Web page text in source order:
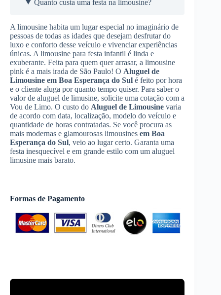
Quanto custa uma festa na limousine?
A limousine habita um lugar especial no imaginário de
pessoas de todas as idades que desejam desfrutar do
luxo e conforto desse veículo e vivenciar experiências
únicas. A limousine para festa infantil é linda e
exuberante. Feita para quem quer arrasar, a limousine
pink é a mais irada de São Paulo! O Aluguel de
Limousine em Boa Esperança do Sul é feito por hora
e o cliente aluga por quanto tempo quiser. Para saber o
valor de aluguel de limusine, solicite uma cotação com a
Vou de Limo. O custo do Aluguel de Limousine varia
de acordo com data, localização, modelo do veículo e
quantidade de horas contratadas. Se você procura as
mais modernas e glamourosas limousines em Boa
Esperança do Sul, veio ao lugar certo. Garanta uma
festa inesquecível e em grande estilo com um aluguel
limusine mais barato.
Formas de Pagamento